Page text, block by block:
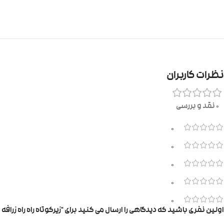
نظرات کاربران
0 نقد و بررسی
0
0
0
0
0
اولین نفری باشید که دیدگاهی را ارسال می کنید برای “زیرکوتاه راه راه زرافه